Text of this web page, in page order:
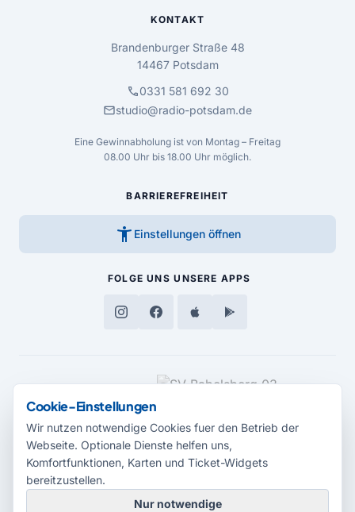
KONTAKT
Brandenburger Straße 48
14467 Potsdam
call0331 581 692 30
mailstudio@radio-potsdam.de
Eine Gewinnabholung ist von Montag – Freitag
08.00 Uhr bis 18.00 Uhr möglich.
BARRIEREFREIHEIT
accessibility_new Einstellungen öffnen
FOLGE UNS UNSERE APPS
MEDIENPARTNER
Cookie-Einstellungen
Wir nutzen notwendige Cookies fuer den Betrieb der
Webseite. Optionale Dienste helfen uns,
Komfortfunktionen, Karten und Ticket-Widgets
bereitzustellen.
Nur notwendige